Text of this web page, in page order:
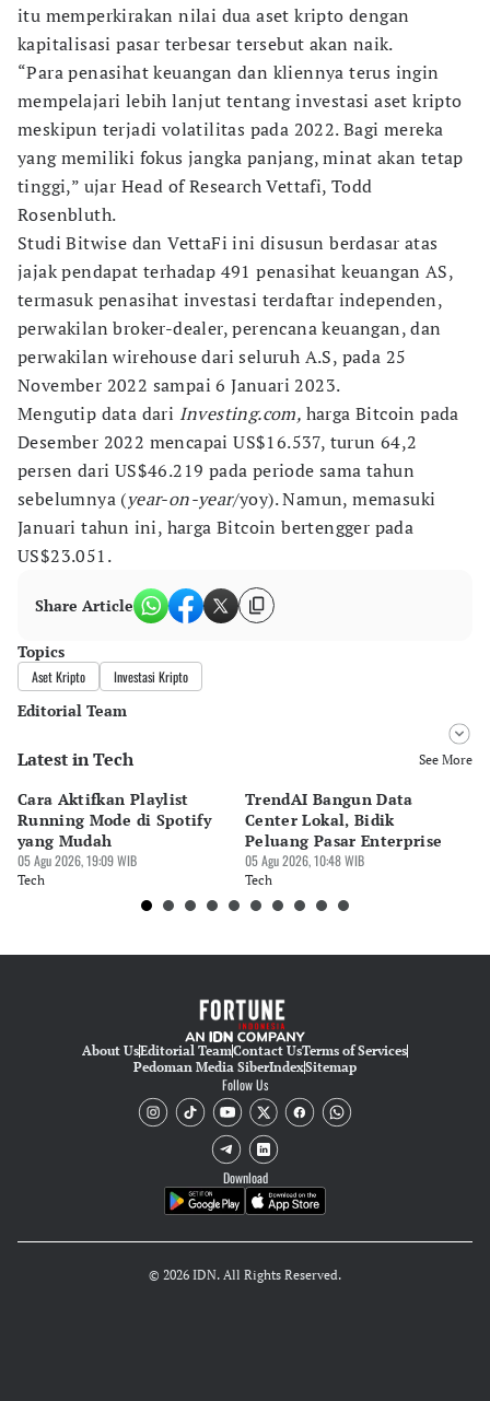
itu memperkirakan nilai dua aset kripto dengan
kapitalisasi pasar terbesar tersebut akan naik.
“Para penasihat keuangan dan kliennya terus ingin
mempelajari lebih lanjut tentang investasi aset kripto
meskipun terjadi volatilitas pada 2022. Bagi mereka
yang memiliki fokus jangka panjang, minat akan tetap
tinggi,” ujar Head of Research Vettafi, Todd
Rosenbluth.
Studi Bitwise dan VettaFi ini disusun berdasar atas
jajak pendapat terhadap 491 penasihat keuangan AS,
termasuk penasihat investasi terdaftar independen,
perwakilan broker-dealer, perencana keuangan, dan
perwakilan wirehouse dari seluruh A.S, pada 25
November 2022 sampai 6 Januari 2023.
Mengutip data dari Investing.com, harga Bitcoin pada
Desember 2022 mencapai US$16.537, turun 64,2
persen dari US$46.219 pada periode sama tahun
sebelumnya (year-on-year/yoy). Namun, memasuki
Januari tahun ini, harga Bitcoin bertengger pada
US$23.051.
Share Article
Topics
Aset Kripto Investasi Kripto
Editorial Team
Editor
Editor
Luky Maulana Firmansyah
Latest in Tech See More
Cara Aktifkan Playlist
Running Mode di Spotify
yang Mudah
05 Agu 2026, 19:09 WIB
Tech
TrendAI Bangun Data
Center Lokal, Bidik
Peluang Pasar Enterprise
05 Agu 2026, 10:48 WIB
Tech
About UsEditorial TeamContact UsTerms of Services
Pedoman Media SiberIndexSitemap
Follow Us
Download
© 2026 IDN. All Rights Reserved.